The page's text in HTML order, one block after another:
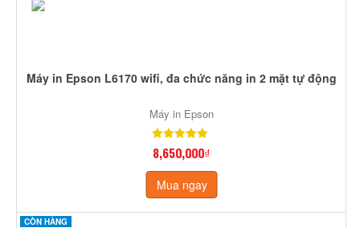
Máy in Epson L6170 wifi, đa chức năng in 2 mặt tự động
Máy in Epson
8,650,000₫
Mua ngay
CÒN HÀNG